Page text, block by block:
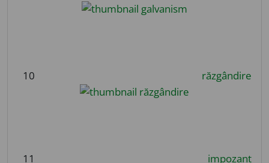
10 răzgândire
11 impozant